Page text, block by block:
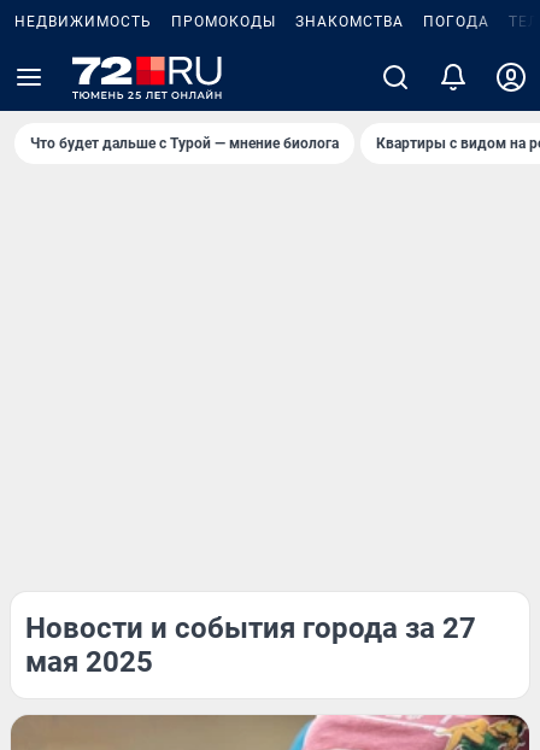
НЕДВИЖИМОСТЬ ПРОМОКОДЫ ЗНАКОМСТВА ПОГОДА
Что будет дальше с Турой — мнение биолога Квартиры с видом на
Новости и события города за 27
мая 2025